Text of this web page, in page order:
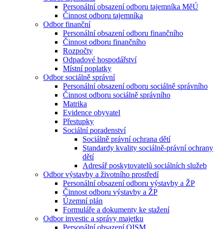
Personální obsazení odboru tajemníka MěÚ
Činnost odboru tajemníka
Odbor finanční
Personální obsazení odboru finančního
Činnost odboru finančního
Rozpočty
Odpadové hospodářství
Místní poplatky
Odbor sociálně správní
Personální obsazení odboru sociálně správního
Činnost odboru sociálně správního
Matrika
Evidence obyvatel
Přestupky
Sociální poradenství
Sociálně právní ochrana dětí
Standardy kvality sociálně-právní ochrany
dětí
Adresář poskytovatelů sociálních služeb
Odbor výstavby a životního prostředí
Personální obsazení odboru výstavby a ŽP
Činnost odboru výstavby a ŽP
Územní plán
Formuláře a dokumenty ke stažení
Odbor investic a správy majetku
Personální obsazení OISM